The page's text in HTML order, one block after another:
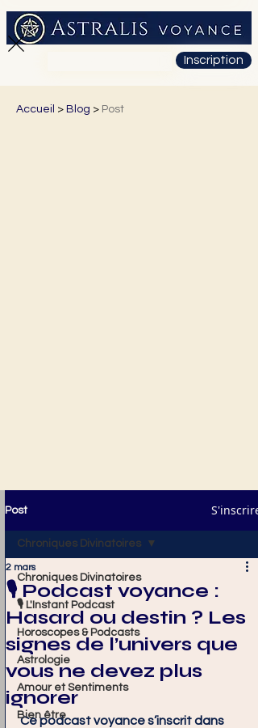
Inscription
Accueil > Blog > Post
Post S'inscrire
Chroniques Divinatoires
🎙️ L'Instant Podcast
Horoscopes & Podcasts
Astrologie
Amour et Sentiments
Bien être
Chroniques Divinatoires
🎙️ Podcast voyance :
Hasard ou destin ? Les
signes de l’univers que
vous ne devez plus
ignorer
2 mars
Ce podcast voyance s’inscrit dans